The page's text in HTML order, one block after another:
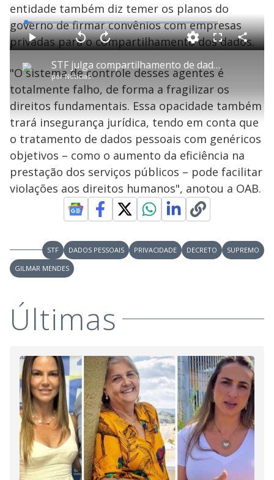
entidade também diz temer os planos do
governo de firmar convênios com empresas
privadas para o compartilhamento dos dados.
P
l
a
y
V
i
e
o
STF julga compartilhamento de dados sigilosos em investigações
porNotícias
P V
l
t
a
r
0
s
e
g
n
d
A
n
ç
a
s
e
u
n
o
s
M
u
L
o
a
d
e
3
.
3
%
F
l
s
c
e
e
n
C
o
a
"O sistema de controle desses agentes é
totalmente falho, de forma a fragilizar os
direitos fundamentais. Essa opacidade também
trará insegurança jurídica, tendo em conta que
o tratamento de dados pessoais com genéricos
objetivos – como o aumento da eficiência na
prestação dos serviços públicos – pode facilitar
violações aos direitos humanos", anotou a OAB.
STF DADOS PESSOAIS PRIVACIDADE DECRETO
SUPREMO
GILMAR MENDES
Últimas